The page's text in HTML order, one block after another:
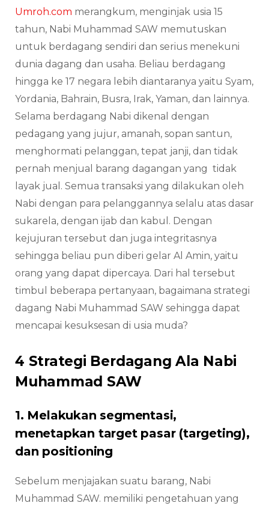
Umroh.com merangkum, menginjak usia 15
tahun, Nabi Muhammad SAW memutuskan
untuk berdagang sendiri dan serius menekuni
dunia dagang dan usaha. Beliau berdagang
hingga ke 17 negara lebih diantaranya yaitu Syam,
Yordania, Bahrain, Busra, Irak, Yaman, dan lainnya.
Selama berdagang Nabi dikenal dengan
pedagang yang jujur, amanah, sopan santun,
menghormati pelanggan, tepat janji, dan tidak
pernah menjual barang dagangan yang tidak
layak jual. Semua transaksi yang dilakukan oleh
Nabi dengan para pelanggannya selalu atas dasar
sukarela, dengan ijab dan kabul. Dengan
kejujuran tersebut dan juga integritasnya
sehingga beliau pun diberi gelar Al Amin, yaitu
orang yang dapat dipercaya. Dari hal tersebut
timbul beberapa pertanyaan, bagaimana strategi
dagang Nabi Muhammad SAW sehingga dapat
mencapai kesuksesan di usia muda?
4 Strategi Berdagang Ala Nabi
Muhammad SAW
1. Melakukan segmentasi,
menetapkan target pasar (targeting),
dan positioning
Sebelum menjajakan suatu barang, Nabi
Muhammad SAW. memiliki pengetahuan yang